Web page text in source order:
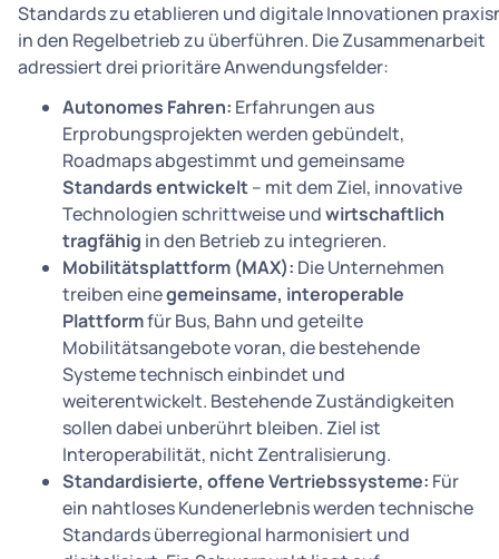
Standards zu etablieren und digitale Innovationen
in den Regelbetrieb zu überführen. Die Zusammenarbeit
adressiert drei prioritäre Anwendungsfelder:
Autonomes Fahren: Erfahrungen aus
Erprobungsprojekten werden gebündelt,
Roadmaps abgestimmt und gemeinsame
Standards entwickelt– mit dem Ziel, innovative
Technologien schrittweise undwirtschaftlich
tragfähig in den Betrieb zu integrieren.
Mobilitätsplattform (MAX): Die Unternehmen
treiben einegemeinsame, interoperable
Plattformfür Bus, Bahn und geteilte
Mobilitätsangebote voran, die bestehende
Systeme technisch einbindet und
weiterentwickelt. Bestehende Zuständigkeiten
sollen dabei unberührt bleiben. Ziel ist
Interoperabilität, nicht Zentralisierung.
Standardisierte, offene Vertriebssysteme: Für
ein nahtloses Kundenerlebnis werden technische
Standards überregional harmonisiert und